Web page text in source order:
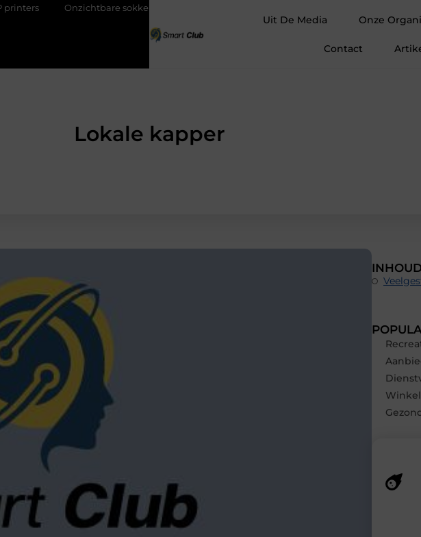
Onzichtbare sokken met maximaal comfort
Uit De Media Onze
Contact
Lokale kapper